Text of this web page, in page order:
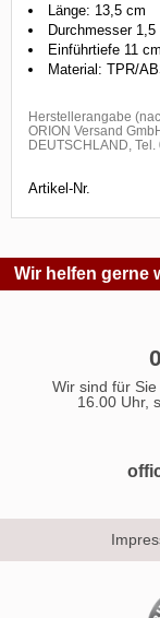
Länge: 13,5 cm
Durchmesser 1,5
Einführtiefe 11 cm
Material: TPR/
Herstellerangabe
ORION Versand
DEUTSCHLAND,
Artikel-Nr.
Wir helfen gerne
Wir sind für
16.00 Uhr,